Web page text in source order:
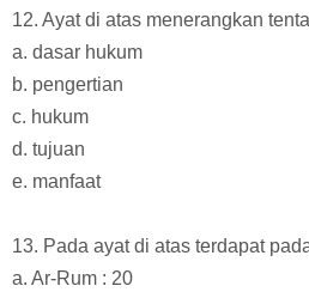
12. Ayat di atas menerangkan
a. dasar hukum
b. pengertian
c. hukum
d. tujuan
e. manfaat
13. Pada ayat di atas terdapat
a. Ar-Rum : 20